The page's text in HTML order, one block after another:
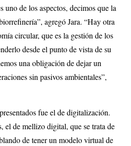
uno de los aspectos, decimos que la
agregó Jara. “Hay otra
circular, que es la gestión de los
desde el punto de vista de su
una obligación de dejar un
sin pasivos ambientales”,
fue el de digitalización.
el de mellizo digital, que se trata de
de tener un modelo virtual de